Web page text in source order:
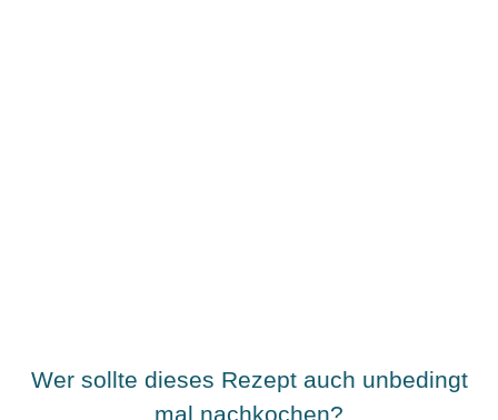
Wer sollte dieses Rezept auch unbedingt
mal nachkochen?